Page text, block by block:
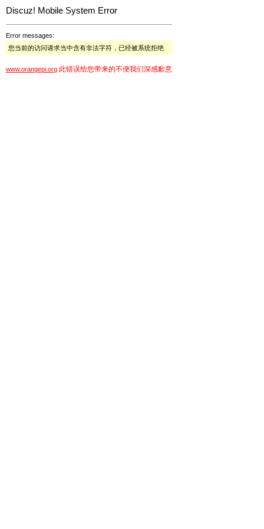
Discuz! Mobile System Error
Error messages:
您当前的访问请求当中含有非法字符，已经被系统拒绝
www.orangepi.org 此错误给您带来的不便我们深感歉意